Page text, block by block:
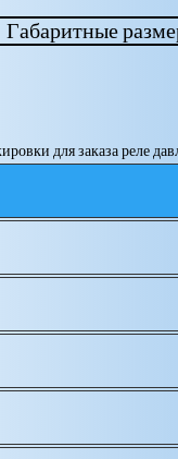
Габаритные
для заказа реле